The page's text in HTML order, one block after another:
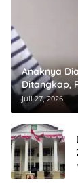
Anaknya
Ditangkap,
Juli 27, 2026